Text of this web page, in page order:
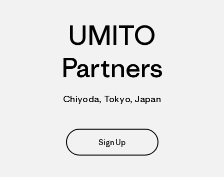
UMITO
Partners
Chiyoda, Tokyo, Japan
Sign Up